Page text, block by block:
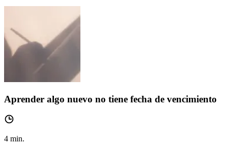
Aprender algo nuevo no tiene fecha de vencimiento
4 min.